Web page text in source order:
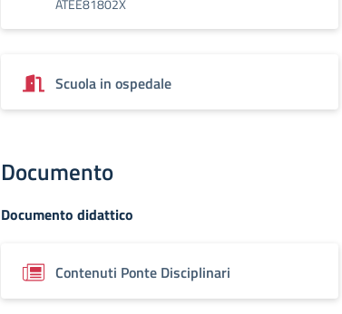
ATEE81802X
Scuola in ospedale
Documento
Documento didattico
Contenuti Ponte Disciplinari